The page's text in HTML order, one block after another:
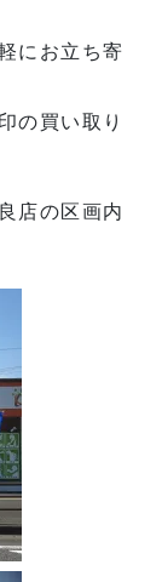
にお立ち寄
の買い取り
店の区画内